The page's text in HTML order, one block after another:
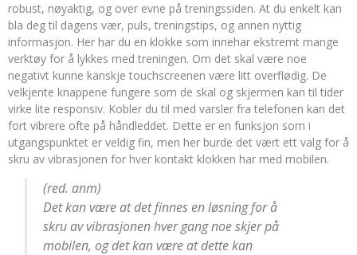
robust, nøyaktig, og over evne på treningssiden. At du enkelt kan
bla deg til dagens vær, puls, treningstips, og annen nyttig
informasjon. Her har du en klokke som innehar ekstremt mange
verktøy for å lykkes med treningen. Om det skal være noe
negativt kunne kanskje touchscreenen være litt overflødig. De
velkjente knappene fungere som de skal og skjermen kan til tider
virke lite responsiv. Kobler du til med varsler fra telefonen kan det
fort vibrere ofte på håndleddet. Dette er en funksjon som i
utgangspunktet er veldig fin, men her burde det vært ett valg for å
skru av vibrasjonen for hver kontakt klokken har med mobilen.
(red. anm)
Det kan være at det finnes en løsning for å
skru av vibrasjonen hver gang noe skjer på
mobilen, og det kan være at dette kan